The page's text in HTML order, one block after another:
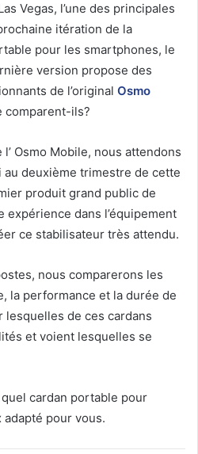
Vegas, l’une des principales
itération de la
pour les smartphones, le
version propose des
de l’original Osmo
comparent-ils?
Osmo Mobile, nous attendons
deuxième trimestre de cette
produit grand public de
expérience dans l’équipement
ce stabilisateur très attendu.
nous comparerons les
la performance et la durée de
de ces cardans
et voient lesquelles se
cardan portable pour
pour vous.